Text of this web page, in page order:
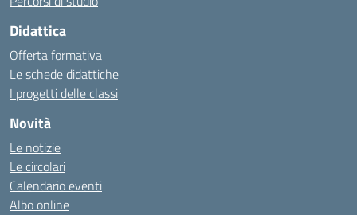
Didattica
Offerta formativa
Le schede didattiche
I progetti delle classi
Novità
Le notizie
Le circolari
Calendario eventi
Albo online